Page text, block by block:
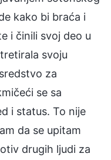
kako bi braća i
i činili svoj deo u
svoju
za
se sa
i status. To nije
da se upitam
drugih ljudi za